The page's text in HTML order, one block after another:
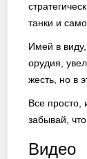
танки и
Имей в
орудия,
жесть, но в
Все просто,
забывай,
Видео